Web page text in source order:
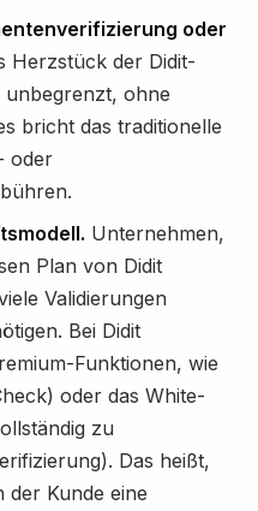
oder
Herzstück der Didit-
unbegrenzt, ohne
bricht das traditionelle
oder
Unternehmen,
Plan von Didit
Validierungen
Bei Didit
Funktionen, wie
oder das White-
zu
Das heißt,
der Kunde eine